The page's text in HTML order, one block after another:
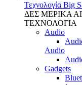
Τεχνολογία Big
ΔΕΣ ΜΕΡΙΚΑ
ΤΕΧΝΟΛΟΓΙΑ
Audio
Audio
Gadgets